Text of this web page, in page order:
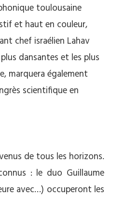
toulousaine
et haut en couleur,
chef israélien Lahav
dansantes et les plus
marquera également
scientifique en
de tous les horizons.
: le duo Guillaume
avec…) occuperont les